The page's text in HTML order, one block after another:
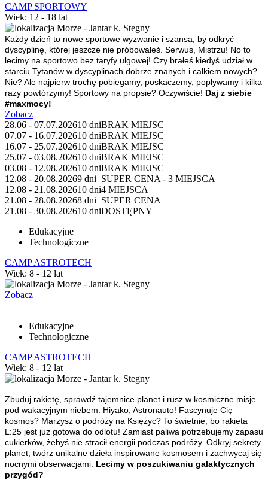
CAMP SPORTOWY
Wiek: 12 - 18 lat
Morze - Jantar k. Stegny
Każdy dzień to nowe sportowe wyzwanie i szansa, by odkryć
dyscyplinę, której jeszcze nie próbowałeś. Serwus, Mistrzu! No to
lecimy na sportowo bez taryfy ulgowej! Czy brałeś kiedyś udział w
starciu Tytanów w dyscyplinach dobrze znanych i całkiem nowych?
Nie? Ale najpierw trochę pobiegamy, poskaczemy, popływamy i kilka
razy powtórzymy! Sportowy na propsie? Oczywiście! Daj z siebie
#maxmocy!
Zobacz
28.06 - 07.07.202610 dniBRAK MIEJSC
07.07 - 16.07.202610 dniBRAK MIEJSC
16.07 - 25.07.202610 dniBRAK MIEJSC
25.07 - 03.08.202610 dniBRAK MIEJSC
03.08 - 12.08.202610 dniBRAK MIEJSC
12.08 - 20.08.20269 dni SUPER CENA - 3 MIEJSCA
12.08 - 21.08.202610 dni4 MIEJSCA
21.08 - 28.08.20268 dni SUPER CENA
21.08 - 30.08.202610 dniDOSTĘPNY
Edukacyjne
Technologiczne
CAMP ASTROTECH
Wiek: 8 - 12 lat
Morze - Jantar k. Stegny
Zobacz
Edukacyjne
Technologiczne
CAMP ASTROTECH
Wiek: 8 - 12 lat
Morze - Jantar k. Stegny
Zbuduj rakietę, sprawdź tajemnice planet i rusz w kosmiczne misje
pod wakacyjnym niebem. Hiyako, Astronauto! Fascynuje Cię
kosmos? Marzysz o podróży na Księżyc? To świetnie, bo rakieta
L:25 jest już gotowa do odlotu! Zamiast paliwa potrzebujemy zapasu
cukierków, żebyś nie stracił energii podczas podróży. Odkryj sekrety
planet, twórz unikalne dzieła inspirowane kosmosem i zachwycaj się
nocnymi obserwacjami. Lecimy w poszukiwaniu galaktycznych
przygód?